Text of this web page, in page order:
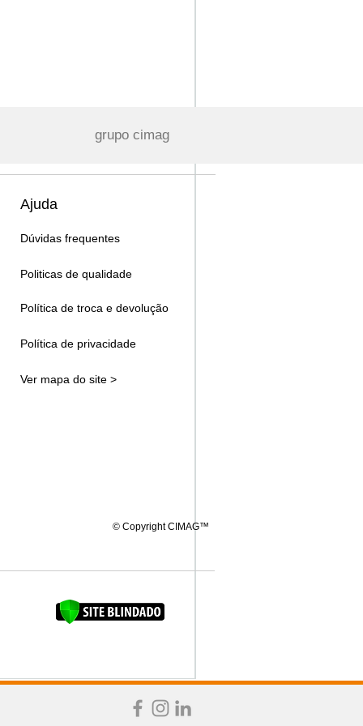
grupo cimag
Ajuda
Dúvidas frequentes
Politicas de qualidade
Política de troca e devolução
Política de privacidade
Ver mapa do site >
© Copyright CIMAG™